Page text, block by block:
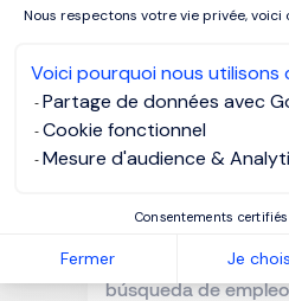
Nous respectons votre vie privée, voici
Voici pourquoi nous utilisons
Partage de données avec
Cookie fonctionnel
Mesure d'audience &
Consentements
Fermer Je
Cómo negociar tu
búsqueda de empleo